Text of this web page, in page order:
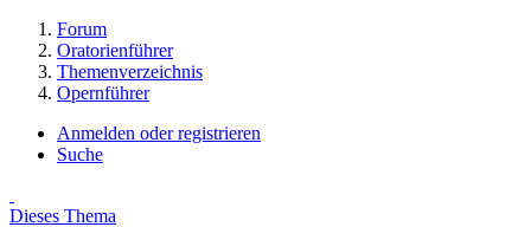
Forum
Oratorienführer
Themenverzeichnis
Opernführer
Anmelden oder registrieren
Suche
Dieses Thema